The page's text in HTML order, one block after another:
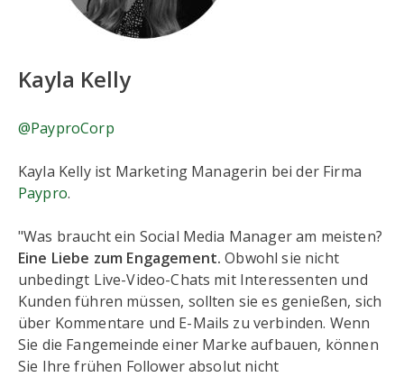
Kayla Kelly
@PayproCorp
Kayla Kelly ist Marketing Managerin bei der Firma
Paypro.
"Was braucht ein Social Media Manager am meisten?
Eine Liebe zum Engagement.Obwohl sie nicht
unbedingt Live-Video-Chats mit Interessenten und
Kunden führen müssen, sollten sie es genießen, sich
über Kommentare und E-Mails zu verbinden. Wenn
Sie die Fangemeinde einer Marke aufbauen, können
Sie Ihre frühen Follower absolut nicht